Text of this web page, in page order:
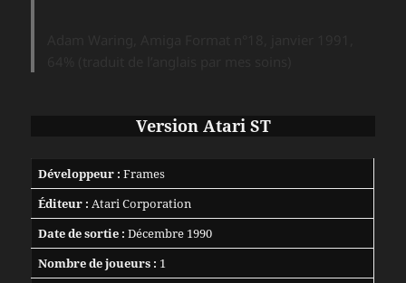
Version Atari ST
Développeur : Frames
Éditeur : Atari Corporation
Date de sortie : Décembre 1990
Nombre de joueurs : 1